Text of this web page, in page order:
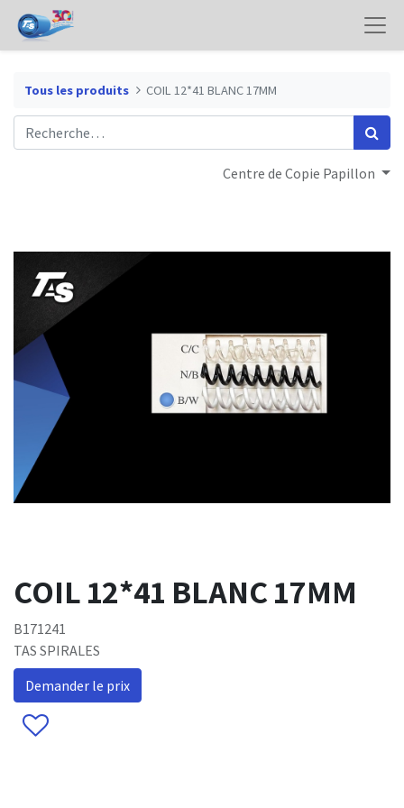
Tous les produits COIL 12*41 BLANC 17MM
Centre de Copie Papillon
COIL 12*41 BLANC 17MM
B171241
TAS SPIRALES
Demander le prix